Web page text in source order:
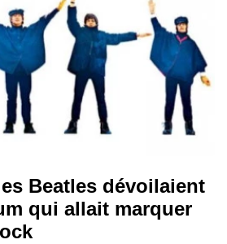
Beatles dévoilaient
qui allait marquer